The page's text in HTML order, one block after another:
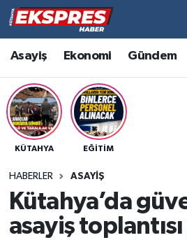
Asayiş Ekonomi Gündem
KÜTAHYA EĞITIM
HABERLER ASAYIŞ
Kütahya’da
asayiş toplantısı
Altıntaş
Asayiş
Aslanapa
Bölge
Çavdarhisar
Hava Durumu
Trafik Durumu
Süper Lig Puan Durumu ve
Son Dakika Haberleri
Haber Arşivi